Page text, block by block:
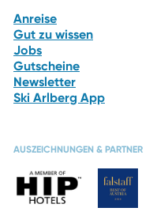
Anreise
Gut zu wissen
Jobs
Gutscheine
Newsletter
Ski Arlberg App
AUSZEICHNUNGEN & PARTNER